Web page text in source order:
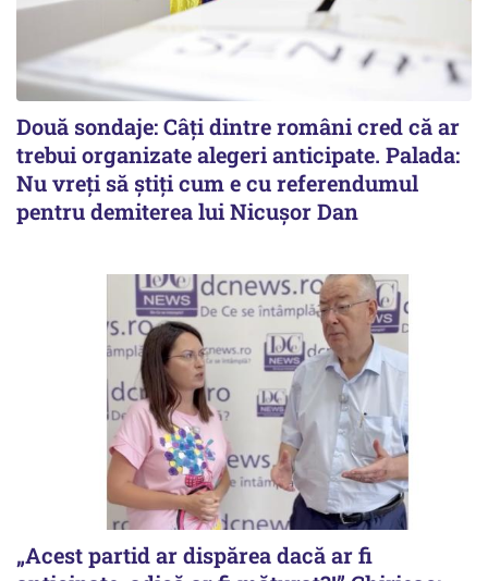
Două sondaje: Câți dintre români cred că ar
trebui organizate alegeri anticipate. Palada:
Nu vreți să știți cum e cu referendumul
pentru demiterea lui Nicușor Dan
„Acest partid ar dispărea dacă ar fi